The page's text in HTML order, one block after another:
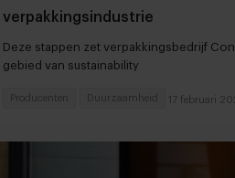
verpakkingsindustrie
Deze stappen zet verpakkingsbedrijf
gebied van sustainability
17 februari
Producenten Duurzaamheid